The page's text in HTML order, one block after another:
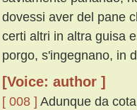
dovessi aver del pane
certi altri in altra guisa
porgo, s'ingegnano, in
[Voice: author ]
[ 008 ] Adunque da